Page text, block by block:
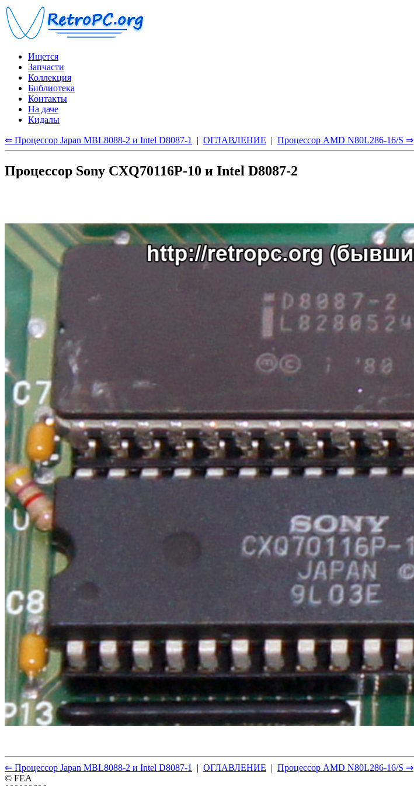
Ищется
Запчасти
Коллекция
Библиотека
Контакты
На даче
Кидалы
⇐ Процессор Japan MBL8088-2 и Intel D8087-1 | ОГЛАВЛЕНИЕ | Процессор AMD N80L286-16/S ⇒
Процессор Sony CXQ70116P-10 и Intel D8087-2
⇐ Процессор Japan MBL8088-2 и Intel D8087-1 | ОГЛАВЛЕНИЕ | Процессор AMD N80L286-16/S ⇒
© FEA